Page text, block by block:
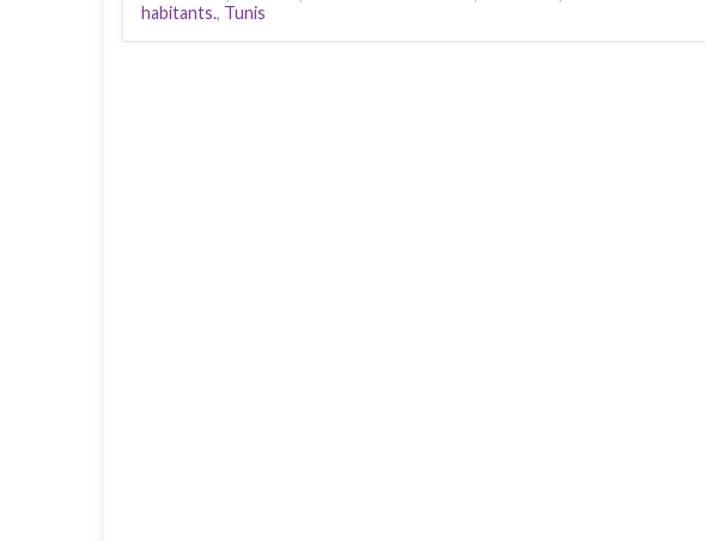
habitants., Tunis